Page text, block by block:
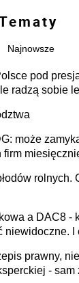
Najnowsze
pod
radzą sobie
może
firm
rolnych.
a DAC8 -
niewidoczne. I
prawny,
- sam